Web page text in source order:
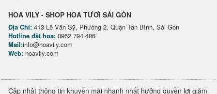
HOA VILY - SHOP HOA TƯƠI SÀI GÒN
Địa Chỉ: 413 Lê Văn Sỹ, Phường 2, Quận Tân Bình, Sài Gòn
Hotline đặt hoa: 0962 794 486
Mail:info@hoavily.com
Web: hoavily.com
Cập nhật thông tin khuyến mãi nhanh nhất hưởng quyền lợi giảm